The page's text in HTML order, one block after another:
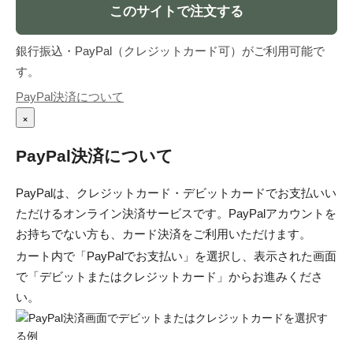
このサイトで注文する
銀行振込・PayPal（クレジットカード可）がご利用可能で
す。
PayPal決済について
×
PayPal決済について
PayPalは、クレジットカード・デビットカードでお支払いい
ただけるオンライン決済サービスです。PayPalアカウントを
お持ちでない方も、カード決済をご利用いただけます。
カート内で「PayPalでお支払い」を選択し、表示された画面
で「デビットまたはクレジットカード」からお進みくださ
い。